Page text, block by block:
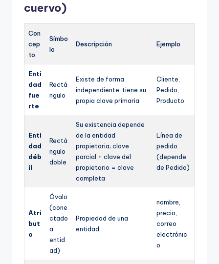
cuervo)
Con
cep
to
Símbo
lo
Descripción Ejemplo
Enti
dad
fue
rte
Rectá
ngulo
Existe de forma
independiente, tiene su
propia clave primaria
Cliente,
Pedido,
Producto
Enti
dad
déb
il
Rectá
ngulo
doble
Su existencia depende
de la entidad
propietaria; clave
parcial + clave del
propietario = clave
completa
Línea de
pedido
(depende
de Pedido)
Atri
but
o
Óvalo
(cone
ctado
a
entid
ad)
Propiedad de una
entidad
nombre,
precio,
correo
electrónic
o